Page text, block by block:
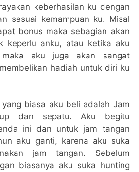
keberhasilan ku dengan
sesuai kemampuan ku. Misal
bonus maka sebagian akan
keperlu anku, atau ketika aku
aku juga akan sangat
hadiah untuk diri ku
biasa aku beli adalah Jam
dan sepatu. Aku begitu
ini dan untuk jam tangan
aku ganti, karena aku suka
jam tangan. Sebelum
biasanya aku suka hunting